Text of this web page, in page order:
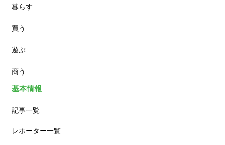
スイーツ
ランチ
カフェ
暮らす
買う
遊ぶ
商う
基本情報
記事一覧
レポーター一覧